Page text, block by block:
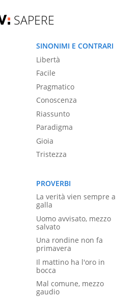
SAPERE
SINONIMI E CONTRARI
Libertà
Facile
Pragmatico
Conoscenza
Riassunto
Paradigma
Gioia
Tristezza
PROVERBI
La verità vien sempre a
galla
Uomo avvisato, mezzo
salvato
Una rondine non fa
primavera
Il mattino ha l'oro in
bocca
Mal comune, mezzo
gaudio